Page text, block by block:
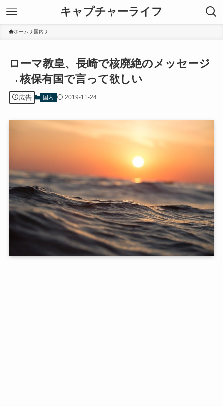
キャプチャーライフ
ホーム 国内
ローマ教皇、長崎で核廃絶のメッセージ
→核保有国で言って欲しい
広告 国内 2019-11-24